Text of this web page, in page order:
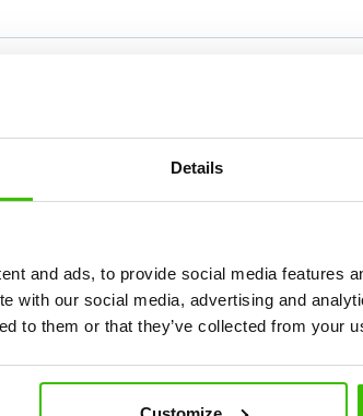
Details
and ads, to provide social media features
with our social media, advertising and
to them or that they’ve collected from your
kor között
edzéssel a szülők kíséretében, melynek
önállóság fejlesztése.
és